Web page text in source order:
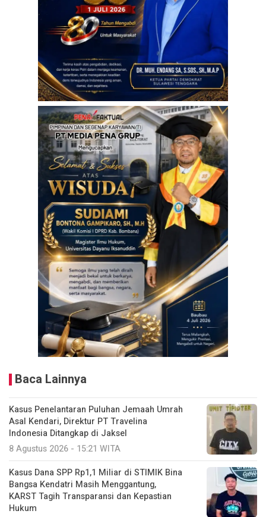
Baca Lainnya
Kasus Penelantaran Puluhan Jemaah Umrah
Asal Kendari, Direktur PT Travelina
Indonesia Ditangkap di Jaksel
8 Agustus 2026 - 15:21 WITA
Kasus Dana SPP Rp1,1 Miliar di STIMIK Bina
Bangsa Kendatri Masih Menggantung,
KARST Tagih Transparansi dan Kepastian
Hukum